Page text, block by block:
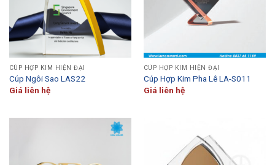
CÚP HỢP KIM HIỆN ĐẠI
Cúp Ngôi Sao LAS22
Giá liên hệ
CÚP HỢP KIM HIỆN ĐẠI
Cúp Hợp Kim Pha Lê LA-S011
Giá liên hệ